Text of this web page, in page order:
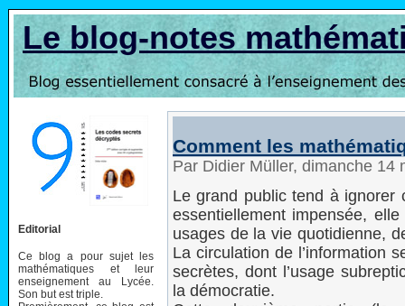
Le blog-notes
Editorial
Ce blog a pour sujet les
mathématiques et leur
enseignement au Lycée.
Son but est triple.
Comment les
Par Didier Müller, dimanche 14
Le grand public tend à ignorer
essentiellement impensée,
usages de la vie quotidienne,
La circulation de l’information
secrètes, dont l’usage
la démocratie.